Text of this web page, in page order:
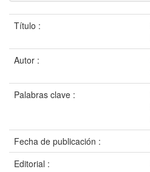
Título :
Autor :
Palabras clave :
Fecha de publicación :
Editorial :